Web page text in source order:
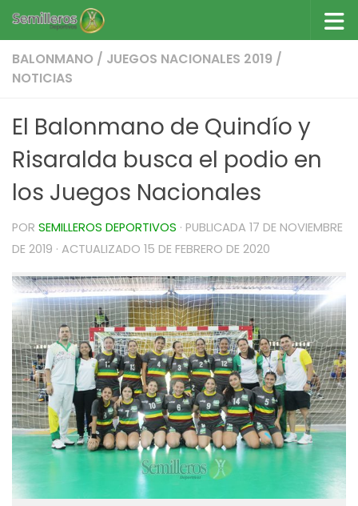
Saltar al contenido
BALONMANO / JUEGOS NACIONALES 2019 /
NOTICIAS
El Balonmano de Quindío y
Risaralda busca el podio en
los Juegos Nacionales
POR SEMILLEROS DEPORTIVOS · PUBLICADA 17 DE NOVIEMBRE
DE 2019 · ACTUALIZADO 15 DE FEBRERO DE 2020